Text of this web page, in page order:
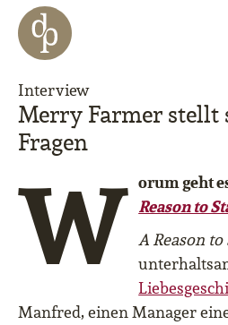
Zum Haupt-Inhalt springen
Zur Navigation springen
Zur Website-Suche springen
Interview
Merry Farmer stellt
Fragen
W orum geht
Reason to
A Reason to
Manfred, einen Manager